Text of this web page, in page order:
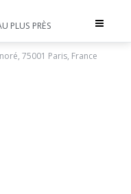
Toggle
PLUS PRÈS
75001 Paris, France